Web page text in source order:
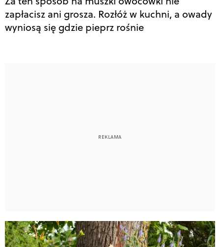
zapłacisz ani grosza. Rozłóż w kuchni, a owady
wyniosą się gdzie pieprz rośnie